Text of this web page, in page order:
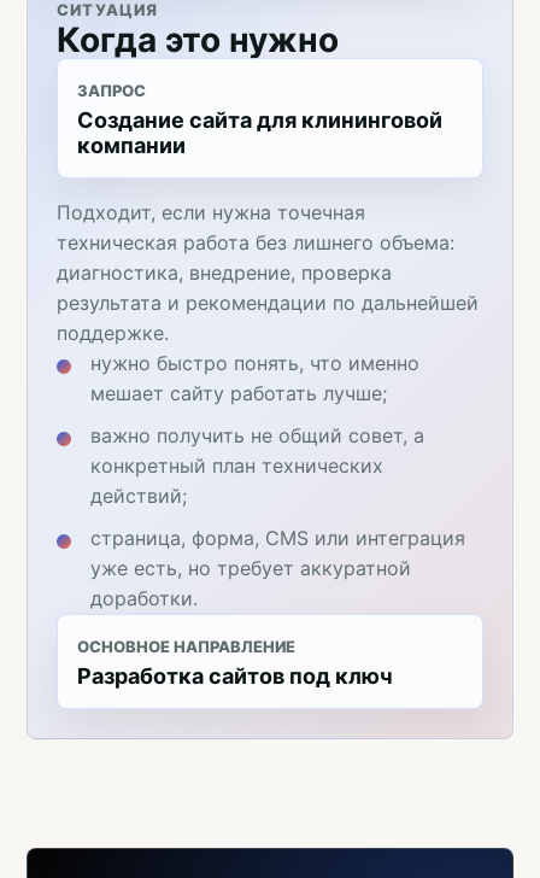
СИТУАЦИЯ
Когда это нужно
ЗАПРОС
Создание сайта для клининговой
компании
Подходит, если нужна точечная
техническая работа без лишнего объема:
диагностика, внедрение, проверка
результата и рекомендации по дальнейшей
поддержке.
нужно быстро понять, что именно
мешает сайту работать лучше;
важно получить не общий совет, а
конкретный план технических
действий;
страница, форма, CMS или интеграция
уже есть, но требует аккуратной
доработки.
ОСНОВНОЕ НАПРАВЛЕНИЕ
Разработка сайтов под ключ